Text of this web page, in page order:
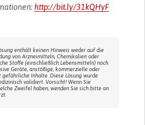
http://bit.ly/31kQHyF
enthält keinen Hinweis weder auf die
von Arzneimitteln, Chemikalien oder
Stoffe (einschließlich Lebensmitteln) noch
Geräte, anstößige, kommerzielle oder
gefährliche Inhalte. Diese Lösung wurde
validiert. Vorsicht! Wenn Sie
Zweifel haben, wenden Sie sich bitte an